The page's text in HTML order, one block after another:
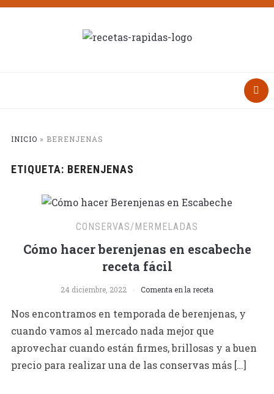
INICIO » BERENJENAS
ETIQUETA: BERENJENAS
CONSERVAS/MERMELADAS
Cómo hacer berenjenas en escabeche
receta fácil
24 diciembre, 2022 Comenta en la receta
Nos encontramos en temporada de berenjenas, y
cuando vamos al mercado nada mejor que
aprovechar cuando están firmes, brillosas y a buen
precio para realizar una de las conservas más […]